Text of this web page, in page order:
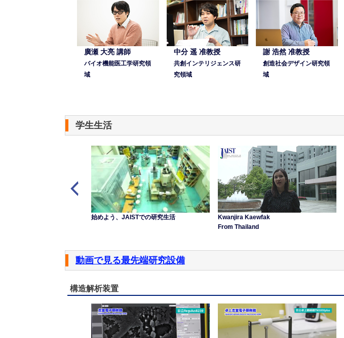
廣瀬 大亮 講師
バイオ機能医工学研究領
域
中分 遥 准教授
共創インテリジェンス研
究領域
謝 浩然 准教授
創造社会デザイン研究領
域
学生生活
始めよう、JAISTでの研究生活
Kwanjira Kaewfak
From Thailand
動画で見る最先端研究設備
構造解析装置